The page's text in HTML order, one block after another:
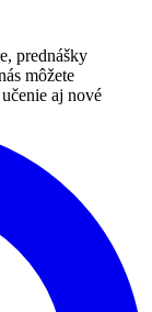
prednášky
môžete
aj nové